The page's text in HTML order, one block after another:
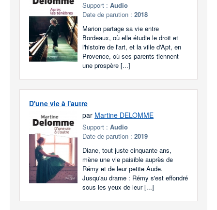
Support : Audio
Date de parution : 2018
Marion partage sa vie entre
Bordeaux, où elle étudie le droit et
l'histoire de l'art, et la ville d'Apt, en
Provence, où ses parents tiennent
une prospère [...]
D'une vie à l'autre
par Martine DELOMME
Support : Audio
Date de parution : 2019
Diane, tout juste cinquante ans,
mène une vie paisible auprès de
Rémy et de leur petite Aude.
Jusqu'au drame : Rémy s'est effondré
sous les yeux de leur [...]